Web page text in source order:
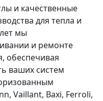
и качественные
для тепла и
мы
и ремонте
обеспечивая
ваших систем
Vaillant, Baxi, Ferroli,